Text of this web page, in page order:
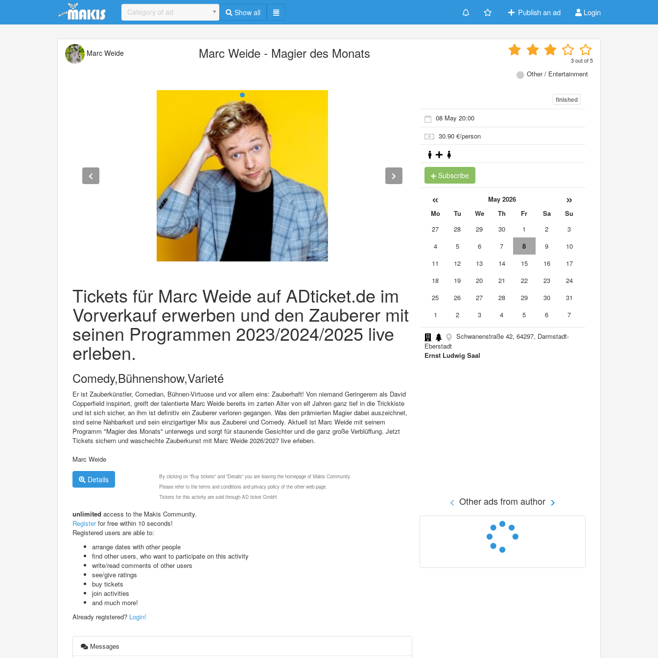
Update cookies preferences
Category of ad Show all Publish an ad Login
Marc Weide Marc Weide - Magier des Monats 3out of5
Other / Entertainment
Tickets für Marc Weide auf ADticket.de im
Vorverkauf erwerben und den Zauberer mit
seinen Programmen 2023/2024/2025 live
erleben.
Comedy,Bühnenshow,Varieté
Er ist Zauberkünstler, Comedian, Bühnen-Virtuose und vor allem eins: Zauberhaft! Von niemand Geringerem als David
Copperfield inspiriert, greift der talentierte Marc Weide bereits im zarten Alter von elf Jahren ganz tief in die Trickkiste
und ist sich sicher, an ihm ist definitiv ein Zauberer verloren gegangen. Was den prämierten Magier dabei auszeichnet,
sind seine Nahbarkeit und sein einzigartiger Mix aus Zauberei und Comedy. Aktuell ist Marc Weide mit seinem
Programm "Magier des Monats" unterwegs und sorgt für staunende Gesichter und die ganz große Verblüffung. Jetzt
Tickets sichern und waschechte Zauberkunst mit Marc Weide 2026/2027 live erleben.
Marc Weide
Details
By clicking on "Buy tickets" and "Details" you are leaving the homepage of Makis Community.
Please refer to the terms and conditions and privacy policy of the other web page.
Tickets for this activity are sold through AD ticket GmbH.
unlimited access to the Makis Community.
Registerfor free within 10 seconds!
Registered users are able to:
arrange dates with other people
find other users, who want to participate on this activity
write/read comments of other users
see/give ratings
buy tickets
join activities
and much more!
Already registered? Login!
Messages
finished
08 May 20:00
30.90 €/person
Subscribe
« May 2026 »
Mo Tu We Th Fr Sa
Su
27
28 29 30 1 2
3
4
5 6 7 8 9
10
11
12 13 14 15 16
17
18
19 20 21 22 23
24
25
26 27 28 29 30
31
1
2 3 4 5 6 7
Schwanenstraße 42, 64297, Darmstadt-
Eberstadt
Ernst Ludwig Saal
Other ads from author